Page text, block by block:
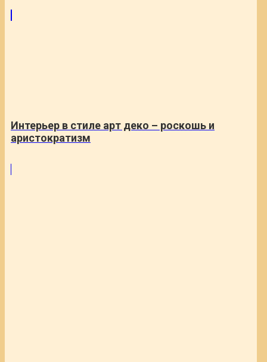
Интерьер в стиле арт деко – роскошь и
аристократизм